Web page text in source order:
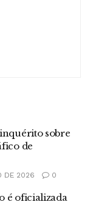
sobre
de
DE 2026 0
é oficializada